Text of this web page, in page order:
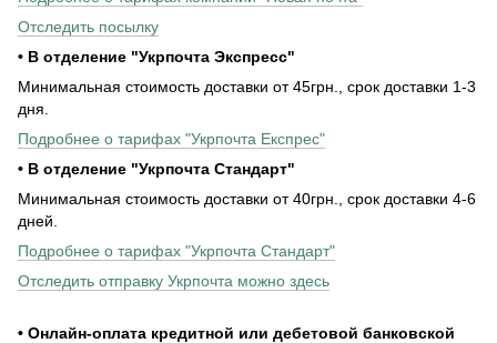
Отследить посылку
• В отделение "Укрпочта Экспресс"
Минимальная стоимость доставки от 45грн., срок доставки 1-3
дня.
Подробнее о тарифах "Укрпочта Експрес"
• В отделение "Укрпочта Стандарт"
Минимальная стоимость доставки от 40грн., срок доставки 4-6
дней.
Подробнее о тарифах "Укрпочта Стандарт"
Отследить отправку Укрпочта можно здесь
• Онлайн-оплата кредитной или дебетовой банковской